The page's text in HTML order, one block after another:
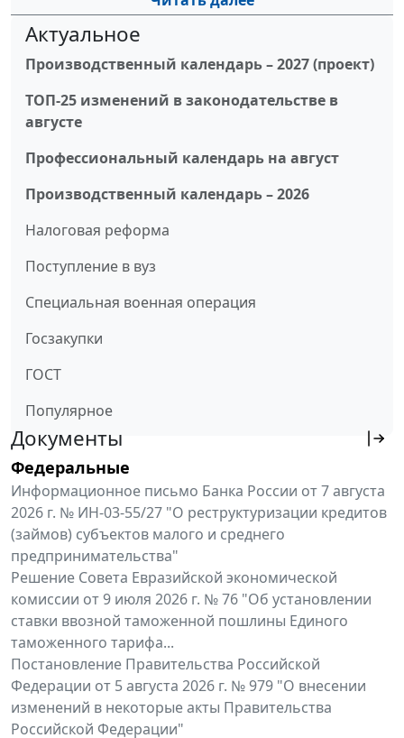
Актуальное
Производственный календарь – 2027 (проект)
ТОП-25 изменений в законодательстве в
августе
Профессиональный календарь на август
Производственный календарь – 2026
Налоговая реформа
Поступление в вуз
Специальная военная операция
Госзакупки
ГОСТ
Популярное
Документы
Федеральные
Информационное письмо Банка России от 7 августа
2026 г. № ИН-03-55/27 "О реструктуризации кредитов
(займов) субъектов малого и среднего
предпринимательства"
Решение Совета Евразийской экономической
комиссии от 9 июля 2026 г. № 76 "Об установлении
ставки ввозной таможенной пошлины Единого
таможенного тарифа...
Постановление Правительства Российской
Федерации от 5 августа 2026 г. № 979 "О внесении
изменений в некоторые акты Правительства
Российской Федерации"